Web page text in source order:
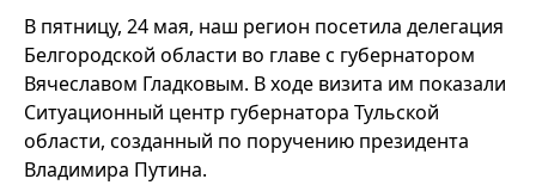
В пятницу, 24 мая, наш регион посетила делегация
Белгородской области во главе с губернатором
Вячеславом Гладковым. В ходе визита им показали
Ситуационный центр губернатора Тульской
области, созданный по поручению президента
Владимира Путина.